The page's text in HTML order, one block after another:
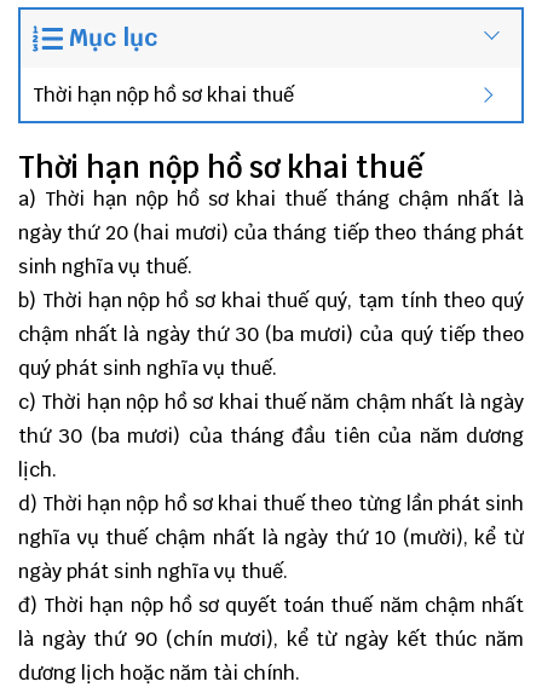
Mục lục
Thời hạn nộp hồ sơ khai thuế
Thời hạn nộp hồ sơ khai thuế
a) Thời hạn nộp hồ sơ khai thuế tháng chậm nhất là
ngày thứ 20 (hai mươi) của tháng tiếp theo tháng phát
sinh nghĩa vụ thuế.
b) Thời hạn nộp hồ sơ khai thuế quý, tạm tính theo quý
chậm nhất là ngày thứ 30 (ba mươi) của quý tiếp theo
quý phát sinh nghĩa vụ thuế.
c) Thời hạn nộp hồ sơ khai thuế năm chậm nhất là ngày
thứ 30 (ba mươi) của tháng đầu tiên của năm dương
lịch.
d) Thời hạn nộp hồ sơ khai thuế theo từng lần phát sinh
nghĩa vụ thuế chậm nhất là ngày thứ 10 (mười), kể từ
ngày phát sinh nghĩa vụ thuế.
đ) Thời hạn nộp hồ sơ quyết toán thuế năm chậm nhất
là ngày thứ 90 (chín mươi), kể từ ngày kết thúc năm
dương lịch hoặc năm tài chính.